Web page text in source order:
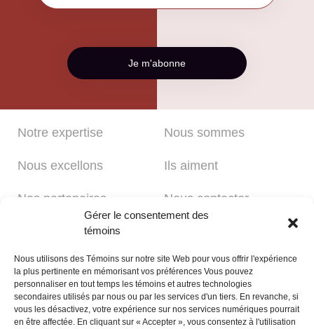
Gérer le consentement des
témoins
Nous utilisons des Témoins sur notre site Web pour vous offrir l'expérience
la plus pertinente en mémorisant vos préférences Vous pouvez
personnaliser en tout temps les témoins et autres technologies
secondaires utilisés par nous ou par les services d'un tiers. En revanche, si
vous les désactivez, votre expérience sur nos services numériques pourrait
en être affectée. En cliquant sur « Accepter », vous consentez à l'utilisation
Notre expertise
Nous excellons
Nos partenaires
Nous sommes
Ils aiment
Nous contacter
Disponible sur rendez-vous
Lundi au vendredi, de 8h30 à 16h30